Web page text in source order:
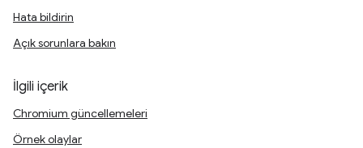
Hata bildirin
Açık sorunlara bakın
İlgili içerik
Chromium güncellemeleri
Örnek olaylar